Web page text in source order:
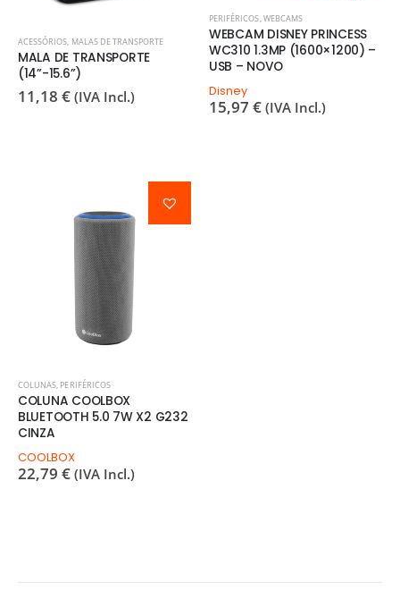
ACESSÓRIOS, MALAS DE TRANSPORTE
MALA DE TRANSPORTE
(14”-15.6”)
11,18 € (IVA Incl.)
PERIFÉRICOS WEBCAMS
WEBCAM DISNEY PRINCESS
WC310 1.3MP (1600×1200) –
USB – NOVO
Disney
15,97 € (IVA Incl.)
COLUNAS, PERIFÉRICOS
COLUNA COOLBOX
BLUETOOTH 5.0 7W X2 G232
CINZA
COOLBOX
22,79 € (IVA Incl.)